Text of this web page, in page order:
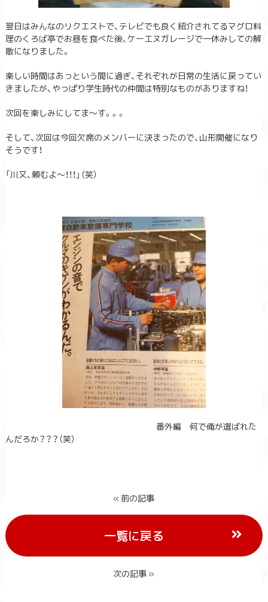
翌日はみんなのリクエストで、テレビでも良く紹介されてるマグロ料
理のくろば亭でお昼を食べた後、ケーエヌガレージで一休みしての解
散になりました。
楽しい時間はあっという間に過ぎ、それぞれが日常の生活に戻ってい
きましたが、やっぱり学生時代の仲間は特別なものがありますね！
次回を楽しみにしてま～す。。。
そして、次回は今回欠席のメンバーに決まったので、山形開催になり
そうです！
「川又、頼むよ～！！！」（笑）
番外編 何で俺が選ばれた
んだろか？？？（笑）
« 前の記事
一覧に戻る
次の記事 »